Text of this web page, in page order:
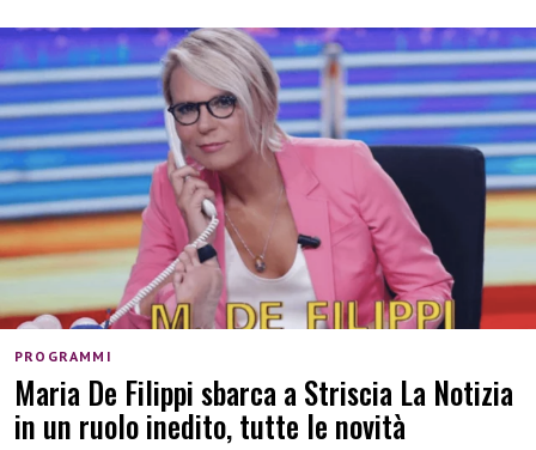
PROGRAMMI
Maria De Filippi sbarca a Striscia La Notizia
in un ruolo inedito, tutte le novità